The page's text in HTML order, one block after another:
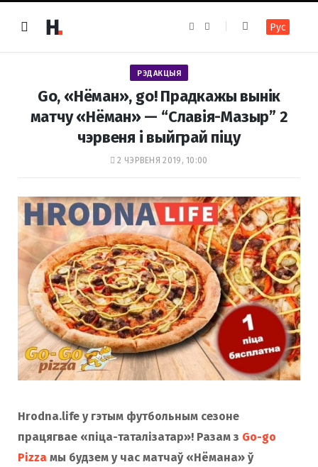
e
k
t
a
m
Рус
РЭДАКЦЫЯ
Go, «Нёман», go! Прадкажы вынік
матчу «Нёман» — “Славія-Мазыр” 2
чэрвеня і выйграй піцу
2 ЧЭРВЕНЯ 2019, 10:00
Hrodna.life у гэтым футбольным сезоне
працягвае «піца-таталізатар»! Разам з Go-go
Pizza мы будзем у час матчаў «Нёмана» ў